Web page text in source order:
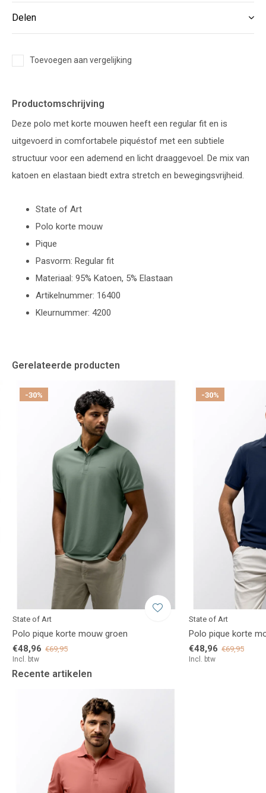
Delen
Toevoegen aan vergelijking
Productomschrijving
Deze polo met korte mouwen heeft een regular fit en is
uitgevoerd in comfortabele piquéstof met een subtiele
structuur voor een ademend en licht draaggevoel. De mix van
katoen en elastaan biedt extra stretch en bewegingsvrijheid.
State of Art
Polo korte mouw
Pique
Pasvorm: Regular fit
Materiaal: 95% Katoen, 5% Elastaan
Artikelnummer: 16400
Kleurnummer: 4200
Gerelateerde producten
-30%
State of Art
Polo pique korte mouw groen
€48,96 €69,95
Incl. btw
-30%
State of Art
Polo pique korte
€48,96 €69,95
Incl. btw
Recente artikelen